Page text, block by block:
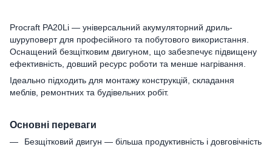
Procraft PA20Li — універсальний акумуляторний дриль-
шуруповерт для професійного та побутового використання.
Оснащений безщітковим двигуном, що забезпечує підвищену
ефективність, довший ресурс роботи та менше нагрівання.
Ідеально підходить для монтажу конструкцій, складання
меблів, ремонтних та будівельних робіт.
Основні переваги
Безщітковий двигун — більша продуктивність і довговічність